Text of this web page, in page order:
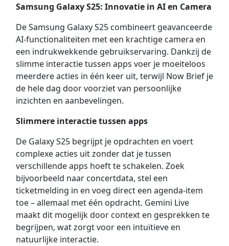
Samsung Galaxy S25: Innovatie in AI en Camera
De Samsung Galaxy S25 combineert geavanceerde
AI-functionaliteiten met een krachtige camera en
een indrukwekkende gebruikservaring. Dankzij de
slimme interactie tussen apps voer je moeiteloos
meerdere acties in één keer uit, terwijl Now Brief je
de hele dag door voorziet van persoonlijke
inzichten en aanbevelingen.
Slimmere interactie tussen apps
De Galaxy S25 begrijpt je opdrachten en voert
complexe acties uit zonder dat je tussen
verschillende apps hoeft te schakelen. Zoek
bijvoorbeeld naar concertdata, stel een
ticketmelding in en voeg direct een agenda-item
toe – allemaal met één opdracht. Gemini Live
maakt dit mogelijk door context en gesprekken te
begrijpen, wat zorgt voor een intuïtieve en
natuurlijke interactie.